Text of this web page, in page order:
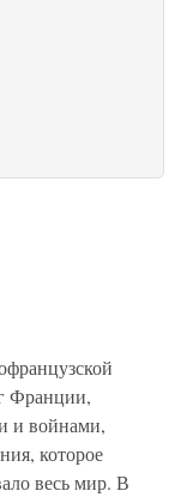
Франции,
и войнами,
которое
весь мир. В